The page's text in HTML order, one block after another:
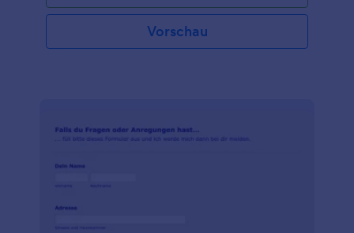
Vorschau